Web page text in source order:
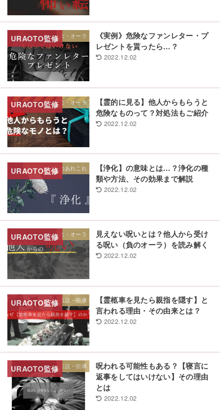
念・オーラ
《実例》危険なファンレター・プ
レゼントを貰ったら…？
2022.12.02
念・オーラ
【霊的に見る】他人からもらうと
危険なものって？対処法もご紹介
2022.12.02
不思議な世界のあれこれ
【浄化】の意味とは…？浄化の種
類や方法、その効果まで解説
2022.12.02
念・オーラ
見えない呪いとは？他人から受け
る呪い（負のオーラ）を読み解く
2022.12.02
伝説・伝承
【霊柩車を見たら親指を隠す】と
言われる理由・その由来とは？
2022.12.02
伝説・伝承
呪われる可能性もある？【寝言に
返事をしてはいけない】その理由
とは
2022.12.02